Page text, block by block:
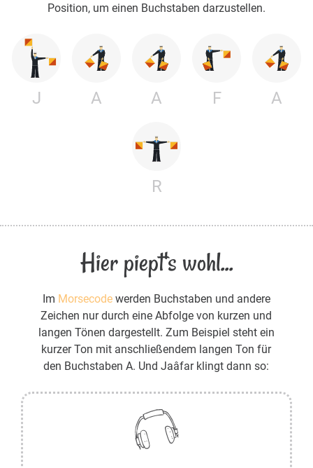
Position, um einen Buchstaben darzustellen.
J A A F A
R
Hier piept's wohl...
Im Morsecodewerden Buchstaben und andere
Zeichen nur durch eine Abfolge von kurzen und
langen Tönen dargestellt. Zum Beispiel steht ein
kurzer Ton mit anschließendem langen Ton für
den Buchstaben A. Und Jaâfar klingt dann so: